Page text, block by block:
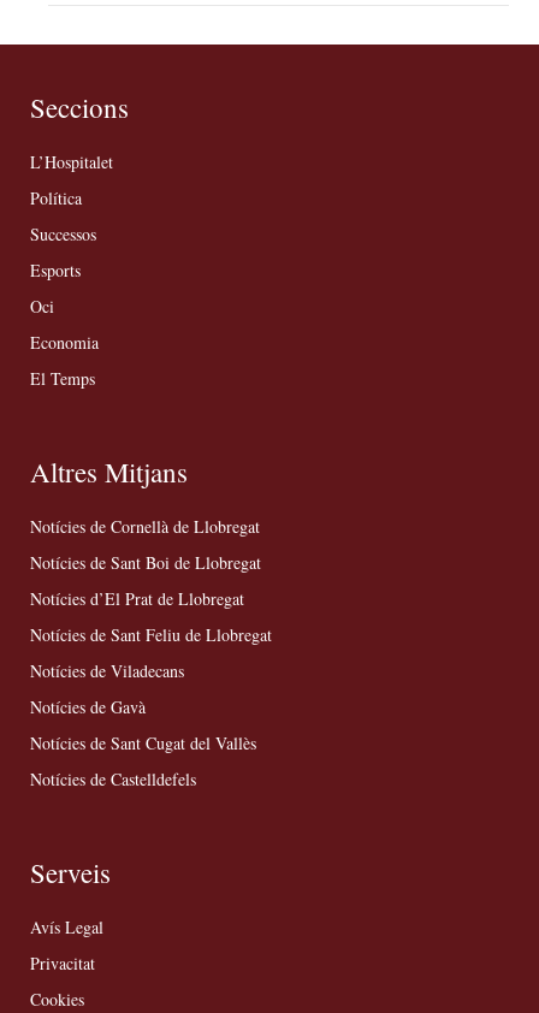
Seccions
L’Hospitalet
Política
Successos
Esports
Oci
Economia
El Temps
Altres Mitjans
Notícies de Cornellà de Llobregat
Notícies de Sant Boi de Llobregat
Notícies d’El Prat de Llobregat
Notícies de Sant Feliu de Llobregat
Notícies de Viladecans
Notícies de Gavà
Notícies de Sant Cugat del Vallès
Notícies de Castelldefels
Serveis
Avís Legal
Privacitat
Cookies